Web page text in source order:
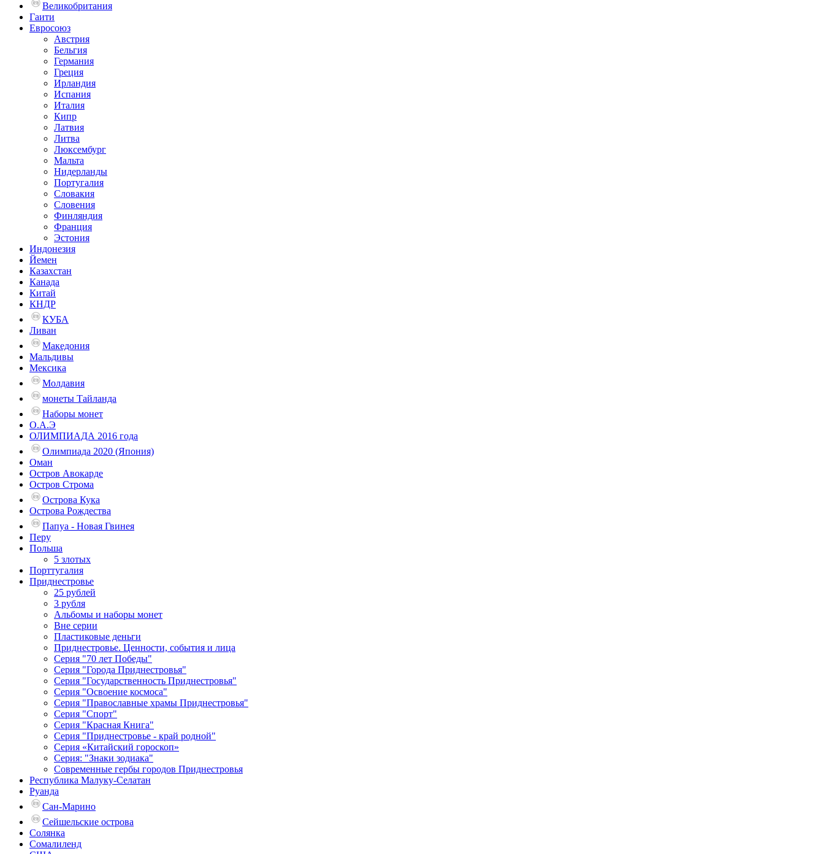
Великобритания
Гаити
Евросоюз
Австрия
Бельгия
Германия
Греция
Ирландия
Испания
Италия
Кипр
Латвия
Литва
Люксембург
Мальта
Нидерланды
Португалия
Словакия
Словения
Финляндия
Франция
Эстония
Индонезия
Йемен
Казахстан
Канада
Китай
КНДР
КУБА
Ливан
Македония
Мальдивы
Мексика
Молдавия
монеты Тайланда
Наборы монет
О.А.Э
ОЛИМПИАДА 2016 года
Олимпиада 2020 (Япония)
Оман
Остров Авокарде
Остров Строма
Острова Кука
Острова Рождества
Папуа - Новая Гвинея
Перу
Польша
5 злотых
Порттугалия
Приднестровье
25 рублей
3 рубля
Альбомы и наборы монет
Вне серии
Пластиковые деньги
Приднестровье. Ценности, события и лица
Серия "70 лет Победы"
Серия "Города Приднестровья"
Серия "Государственность Приднестровья"
Серия "Освоение космоса"
Серия "Православные храмы Приднестровья"
Серия "Спорт"
Серия "Красная Книга"
Серия "Приднестровье - край родной"
Серия «Китайский гороскоп»
Серия: "Знаки зодиака"
Современные гербы городов Приднестровья
Республика Малуку-Селатан
Руанда
Сан-Марино
Сейшельские острова
Солянка
Сомалиленд